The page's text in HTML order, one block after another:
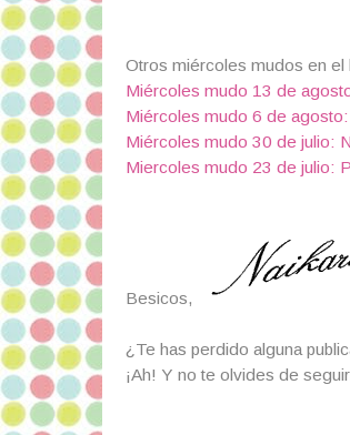
Otros miércoles mudos en el
Miércoles mudo 13 de
Miércoles mudo 6 de
Miércoles mudo 30 de julio:
Miercoles mudo 23 de julio:
Besicos,
¿Te has perdido alguna
¡Ah! Y no te olvides de